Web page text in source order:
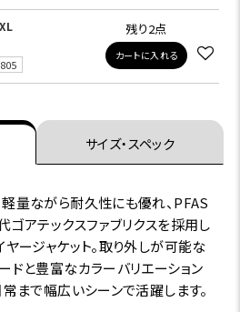
XL
残り2点
カートに入れる
サイズ・スペック
量ながら耐久性にも優れ、PFAS
ゴアテックスファブリクスを採用し
ージャケット。取り外しが可能な
ドと豊富なカラーバリエーション
常まで幅広いシーンで活躍します。